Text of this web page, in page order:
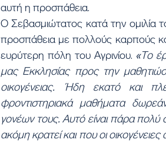
αυτή η προσπάθεια.
Ο Σεβασμιώτατος κατά την ομιλία
προσπάθεια με πολλούς καρπούς
ευρύτερη πόλη του Αγρινίου. «Το
μας Εκκλησίας προς την
οικογένειας. Ήδη εκατό και
φροντιστηριακά μαθήματα
γονέων τους. Αυτό είναι πάρα πολύ
ακόμη κρατεί και που οι